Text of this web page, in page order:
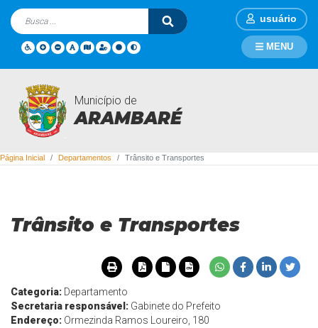
usuário
Município de
ARAMBARÉ
MENU
Departamentos
Página Inicial Departamentos Trânsito e Transportes
Trânsito e Transportes
Categoria: Departamento
Secretaria responsável: Gabinete do Prefeito
Endereço: Ormezinda Ramos Loureiro, 180